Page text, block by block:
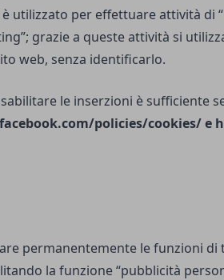
è utilizzato per effettuare attività di
grazie a queste attività si
web, senza identificarlo.
le inserzioni è sufficiente
policies/cookies/e
permanentemente le funzioni di
la funzione “pubblicità